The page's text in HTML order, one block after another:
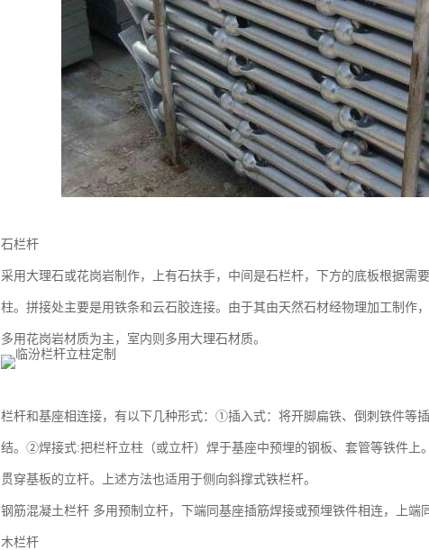
石栏杆
采用大理石或花岗岩制作，上有石扶手，中间是石栏杆，下方的底板根据需
柱。拼接处主要是用铁条和云石胶连接。由于其由天然石材经物理加工制作
多用花岗岩材质为主，室内则多用大理石材质。
栏杆和基座相连接，有以下几种形式：①插入式：将开脚扁铁、倒刺铁件等
结。②焊接式:把栏杆立柱（或立杆）焊于基座中预埋的钢板、套管等铁件
贯穿基板的立杆。上述方法也适用于侧向斜撑式铁栏杆。
钢筋混凝土栏杆 多用预制立杆，下端同基座插筋焊接或预埋铁件相连，上端
木栏杆